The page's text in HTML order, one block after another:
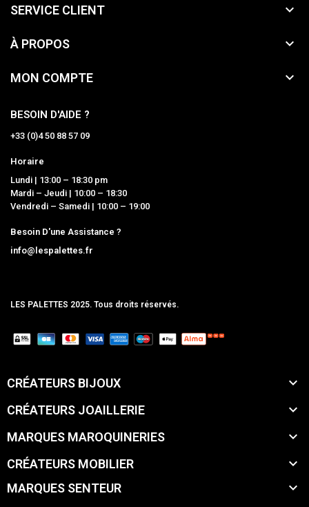
SERVICE CLIENT 
À PROPOS 
MON COMPTE 
BESOIN D'AIDE ?
+33 (0)4 50 88 57 09
Horaire
Lundi | 13:00 – 18:30 pm
Mardi – Jeudi | 10:00 – 18:30
Vendredi – Samedi | 10:00 – 19:00
Besoin D'une Assistance ?
info@lespalettes.fr
LES PALETTES 2025. Tous droits réservés.
CRÉATEURS BIJOUX 
CRÉATEURS JOAILLERIE 
MARQUES MAROQUINERIES 
CRÉATEURS MOBILIER 
MARQUES SENTEUR
